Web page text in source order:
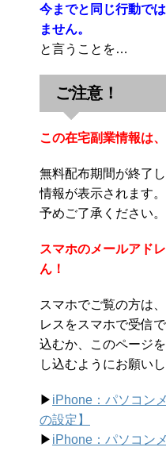
今までと同じ行動で
ません。
と言うことを…
ご注意！
この在宅副業情報は
無料配布期間が終了
情報が表示されます。
予めご了承ください。
スマホのメールアド
ん！
スマホでご覧の方は
レスをスマホで受信
込むか、このページ
し込むようにお願いし
▶︎ iPhone：パソコン
の設定】
▶︎ iPhone：パソコン